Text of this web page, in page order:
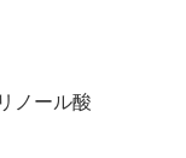
ノール酸